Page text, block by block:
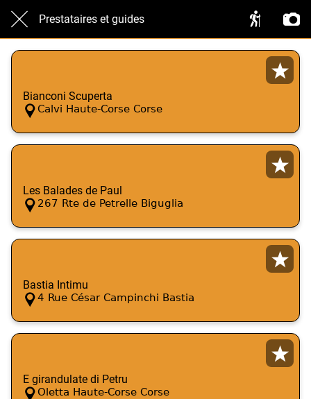
Prestataires et guides
Bianconi Scuperta
Calvi Haute-Corse Corse
Les Balades de Paul
267 Rte de Petrelle Biguglia
Bastia Intimu
4 Rue César Campinchi Bastia
E girandulate di Petru
Oletta Haute-Corse Corse